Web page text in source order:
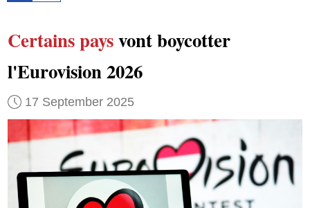
Certains paysvont boycotter
l'Eurovision 2026
17 September 2025